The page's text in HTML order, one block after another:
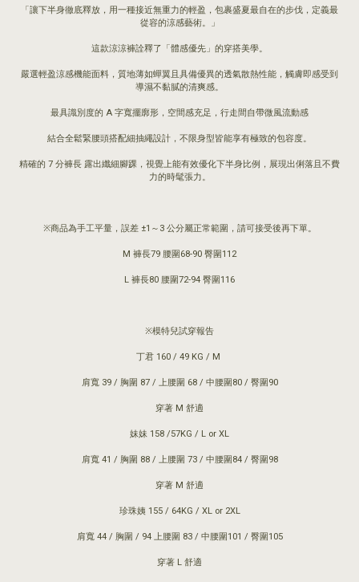
「讓下半身徹底釋放，用一種接近無重力的輕盈，包裹盛夏最自在的步伐，定義最
從容的涼感藝術。」
這款涼涼褲詮釋了「體感優先」的穿搭美學。
嚴選輕盈涼感機能面料，質地薄如蟬翼且具備優異的透氣散熱性能，觸膚即感受到
導濕不黏膩的清爽感。
最具識別度的 A 字寬擺廓形，空間感充足，行走間自帶微風流動感
結合全鬆緊腰頭搭配細抽繩設計，不限身型皆能享有極致的包容度。
精確的 7 分褲長 露出纖細腳踝，視覺上能有效優化下半身比例，展現出俐落且不費
力的時髦張力。
※商品為手工平量，誤差 ±1～3 公分屬正常範圍，請可接受後再下單。
M 褲長79 腰圍68-90 臀圍112
L 褲長80 腰圍72-94 臀圍116
※模特兒試穿報告
丁君 160 / 49 KG / M
肩寬 39 / 胸圍 87 / 上腰圍 68 / 中腰圍80 / 臀圍90
穿著 M 舒適
妹妹 158 /57KG / L or XL
肩寬 41 / 胸圍 88 / 上腰圍 73 / 中腰圍84 / 臀圍98
穿著 M 舒適
珍珠姨 155 / 64KG / XL or 2XL
肩寬 44 / 胸圍 / 94 上腰圍 83 / 中腰圍101 / 臀圍105
穿著 L 舒適